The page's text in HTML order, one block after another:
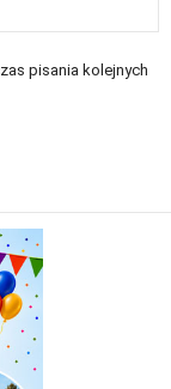
pisania kolejnych